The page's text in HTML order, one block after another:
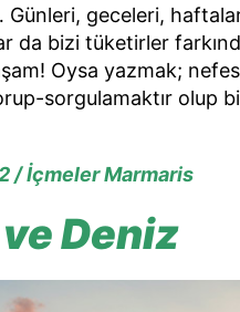
geceleri,
da bizi tüketirler
Oysa yazmak;
sorgulamaktır olup
/ İçmeler Marmaris
Deniz